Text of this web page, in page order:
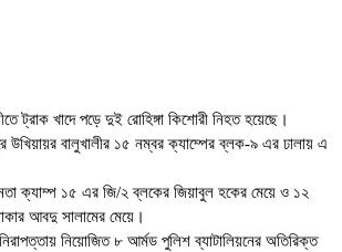
ট্রাক খাদে পড়ে দুই রোহিঙ্গা কিশোরী নিহত হয়েছে।
উখিয়ায়র বালুখালীর ১৫ নম্বর ক্যাম্পের ব্লক-৯ এর ঢালায় এ
ক্যাম্প ১৫ এর জি/২ ব্লকের জিয়াবুল হকের মেয়ে ও ১২
আবদু সালামের মেয়ে।
নিয়োজিত ৮ আর্মড পুলিশ ব্যাটালিয়নের অতিরিক্ত